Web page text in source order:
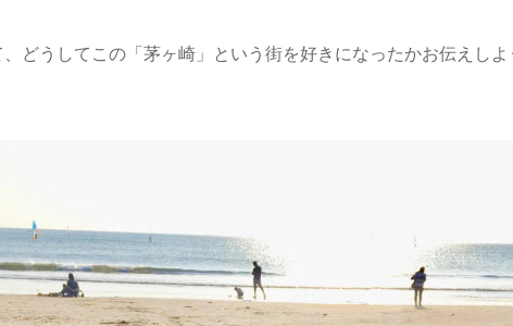
どうしてこの「茅ヶ崎」という街を好きになったかお伝えし